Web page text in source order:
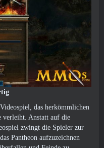
das herkömmlichen
verleiht. Anstatt auf die
zwingt die Spieler zur
Pantheon aufzuzeichnen